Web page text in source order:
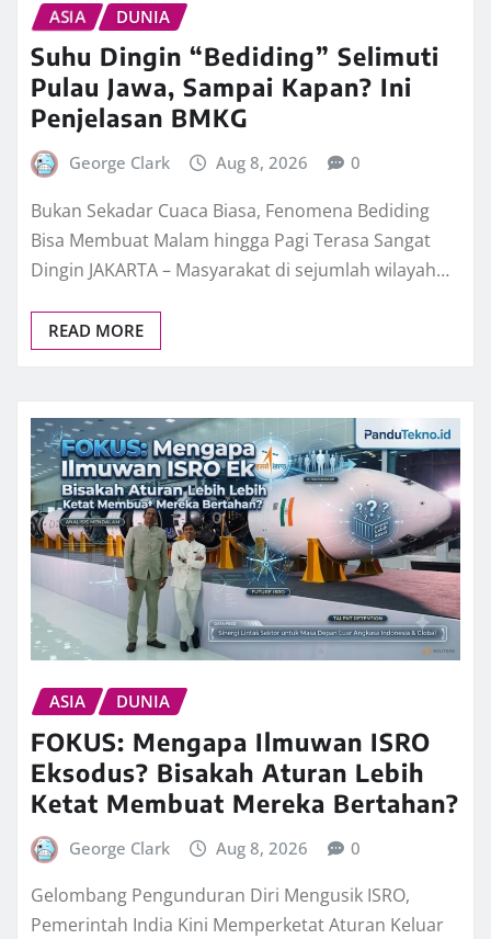
ASIA DUNIA
Suhu Dingin “Bediding” Selimuti
Pulau Jawa, Sampai Kapan? Ini
Penjelasan BMKG
George Clark Aug 8, 2026 0
Bukan Sekadar Cuaca Biasa, Fenomena Bediding
Bisa Membuat Malam hingga Pagi Terasa Sangat
Dingin JAKARTA – Masyarakat di sejumlah wilayah…
READ MORE
ASIA DUNIA
FOKUS: Mengapa Ilmuwan ISRO
Eksodus? Bisakah Aturan Lebih
Ketat Membuat Mereka Bertahan?
George Clark Aug 8, 2026 0
Gelombang Pengunduran Diri Mengusik ISRO,
Pemerintah India Kini Memperketat Aturan Keluar